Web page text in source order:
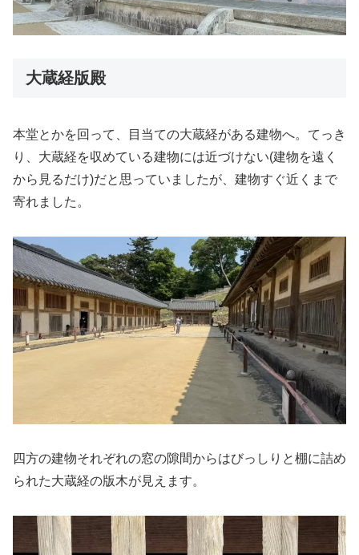
大蔵経版殿
本堂とかを回って、目当ての大蔵経がある建物へ。てっき
り、大蔵経を収めている建物には近づけない(建物を遠く
から見るだけ)だと思っていましたが、建物すぐ近くまで
寄れました。
四方の建物それぞれの窓の隙間からはびっしりと棚に詰め
られた大蔵経の版木が見えます。